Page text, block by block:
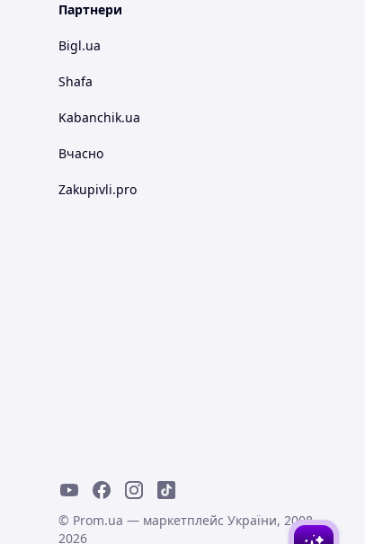
Партнери
Bigl.ua
Shafa
Kabanchik.ua
Вчасно
Zakupivli.pro
© Prom.ua — маркетплейс України, 2008-
2026